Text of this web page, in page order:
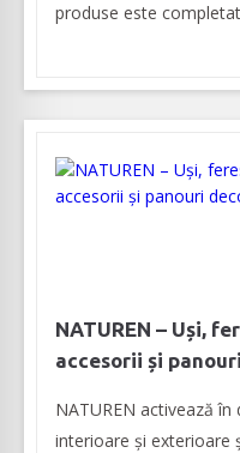
produse este
NATUREN – Uși,
accesorii și
NATUREN activează
interioare şi exterioare